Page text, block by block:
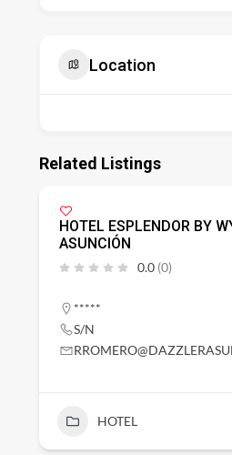
Location
Related Listings
HOTEL ESPLENDOR BY
ASUNCIÓN
0.0 (0)
*****
S/N
HOTEL